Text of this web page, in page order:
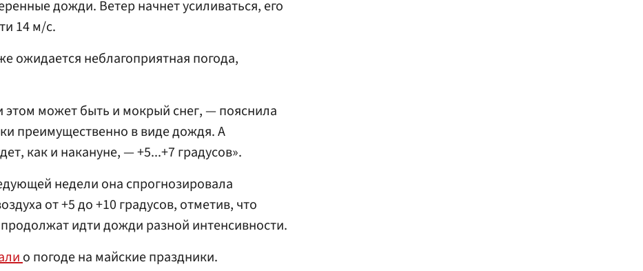
дожди. Ветер начнет усиливаться, его
14 м/с.
ожидается неблагоприятная погода,
этом может быть и мокрый снег, — пояснила
преимущественно в виде дождя. А
как и накануне, — +5...+7 градусов».
недели она спрогнозировала
от +5 до +10 градусов, отметив, что
идти дожди разной интенсивности.
о погоде на майские праздники.